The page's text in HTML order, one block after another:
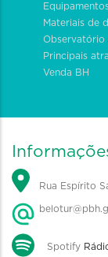
Materiais de
Observatório
Principais
Venda BH
Rua Espírito
Spotify